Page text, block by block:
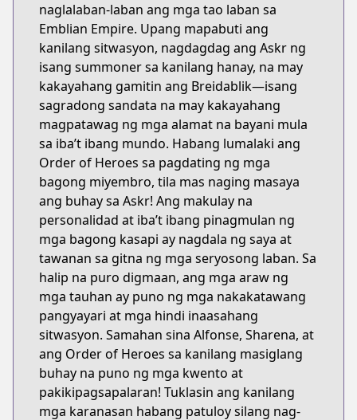
naglalaban-laban ang mga tao laban sa
Emblian Empire. Upang mapabuti ang
kanilang sitwasyon, nagdagdag ang Askr ng
isang summoner sa kanilang hanay, na may
kakayahang gamitin ang Breidablik—isang
sagradong sandata na may kakayahang
magpatawag ng mga alamat na bayani mula
sa iba’t ibang mundo. Habang lumalaki ang
Order of Heroes sa pagdating ng mga
bagong miyembro, tila mas naging masaya
ang buhay sa Askr! Ang makulay na
personalidad at iba’t ibang pinagmulan ng
mga bagong kasapi ay nagdala ng saya at
tawanan sa gitna ng mga seryosong laban. Sa
halip na puro digmaan, ang mga araw ng
mga tauhan ay puno ng mga nakakatawang
pangyayari at mga hindi inaasahang
sitwasyon. Samahan sina Alfonse, Sharena, at
ang Order of Heroes sa kanilang masiglang
buhay na puno ng mga kwento at
pakikipagsapalaran! Tuklasin ang kanilang
mga karanasan habang patuloy silang nag-